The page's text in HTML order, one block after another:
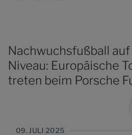
Nachwuchsfußball
Niveau: Europäische
treten beim Porsche
09. JULI 2025